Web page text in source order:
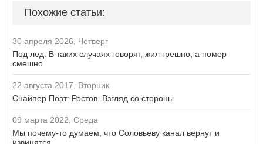
Похожие статьи:
30 апреля 2026, Четверг
Под лед: В таких случаях говорят, жил грешно, а помер
смешно
22 августа 2017, Вторник
Снайпер Поэт: Ростов. Взгляд со стороны
09 марта 2022, Среда
Мы почему-то думаем, что Соловьеву канал вернут и